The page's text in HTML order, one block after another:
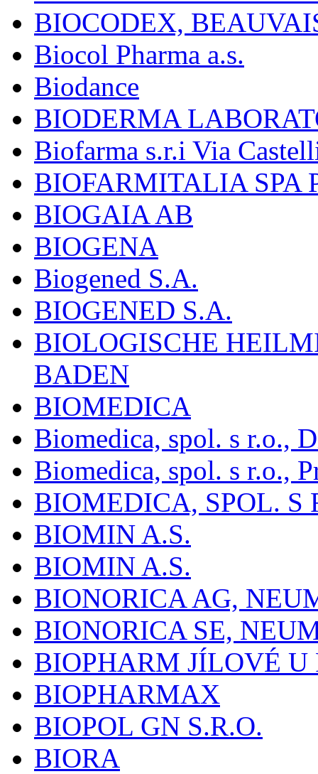
BIOCODEX,
Biocol Pharma a.s.
Biodance
BIODERMA
Biofarma s.r.i Via
BIOFARMITALIA SPA
BIOGAIA AB
BIOGENA
Biogened S.A.
BIOGENED S.A.
BIOLOGISCHE
BADEN
BIOMEDICA
Biomedica, spol. s r.o.,
Biomedica, spol. s r.o.,
BIOMEDICA, SPOL. S
BIOMIN A.S.
BIOMIN A.S.
BIONORICA AG,
BIONORICA SE,
BIOPHARM JÍLOVÉ U
BIOPHARMAX
BIOPOL GN S.R.O.
BIORA